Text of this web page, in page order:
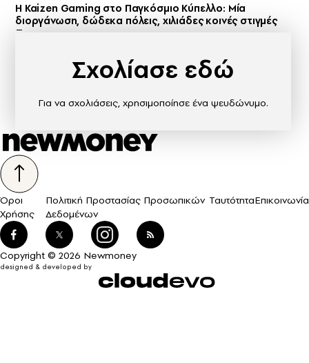
H Kaizen Gaming στο Παγκόσμιο Kύπελλο: Μία
διοργάνωση, δώδεκα πόλεις, χιλιάδες κοινές στιγμές
Σχολίασε εδώ
Για να σχολιάσεις, χρησιμοποίησε ένα ψευδώνυμο.
Όροι
Χρήσης
Πολιτική Προστασίας Προσωπικών
Δεδομένων
ΤαυτότηταΕπικοινωνία
Copyright © 2026 Newmoney
designed & developed by